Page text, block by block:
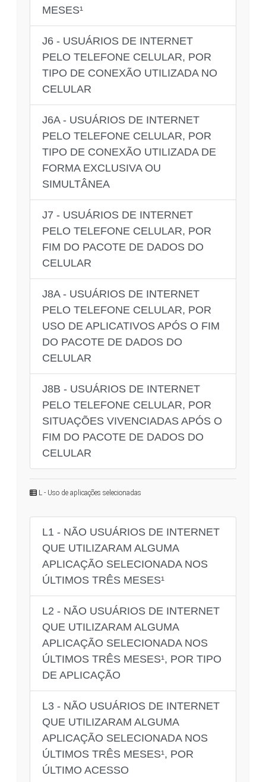
MESES¹
J6 - USUÁRIOS DE INTERNET
PELO TELEFONE CELULAR, POR
TIPO DE CONEXÃO UTILIZADA NO
CELULAR
J6A - USUÁRIOS DE INTERNET
PELO TELEFONE CELULAR, POR
TIPO DE CONEXÃO UTILIZADA DE
FORMA EXCLUSIVA OU
SIMULTÂNEA
J7 - USUÁRIOS DE INTERNET
PELO TELEFONE CELULAR, POR
FIM DO PACOTE DE DADOS DO
CELULAR
J8A - USUÁRIOS DE INTERNET
PELO TELEFONE CELULAR, POR
USO DE APLICATIVOS APÓS O FIM
DO PACOTE DE DADOS DO
CELULAR
J8B - USUÁRIOS DE INTERNET
PELO TELEFONE CELULAR, POR
SITUAÇÕES VIVENCIADAS APÓS O
FIM DO PACOTE DE DADOS DO
CELULAR
L - Uso de aplicações selecionadas
L1 - NÃO USUÁRIOS DE INTERNET
QUE UTILIZARAM ALGUMA
APLICAÇÃO SELECIONADA NOS
ÚLTIMOS TRÊS MESES¹
L2 - NÃO USUÁRIOS DE INTERNET
QUE UTILIZARAM ALGUMA
APLICAÇÃO SELECIONADA NOS
ÚLTIMOS TRÊS MESES¹, POR TIPO
DE APLICAÇÃO
L3 - NÃO USUÁRIOS DE INTERNET
QUE UTILIZARAM ALGUMA
APLICAÇÃO SELECIONADA NOS
ÚLTIMOS TRÊS MESES¹, POR
ÚLTIMO ACESSO